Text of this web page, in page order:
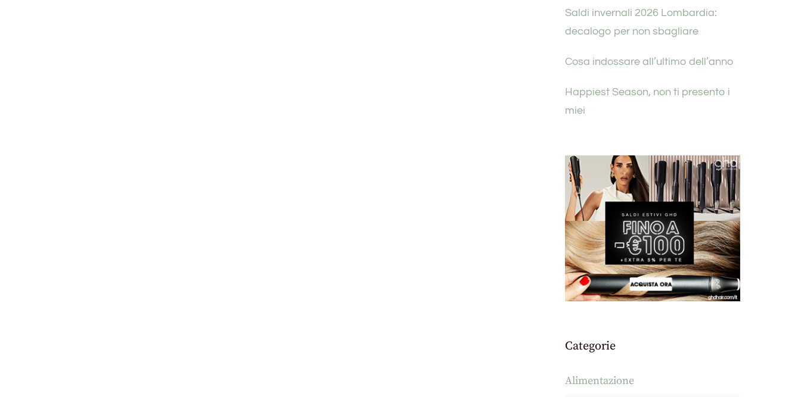
Saldi invernali 2026 Lombardia:
decalogo per non sbagliare
Cosa indossare all’ultimo dell’anno
Happiest Season, non ti presento i
miei
Categorie
Alimentazione